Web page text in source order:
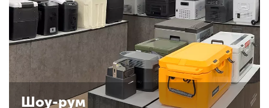
Шоу-рум